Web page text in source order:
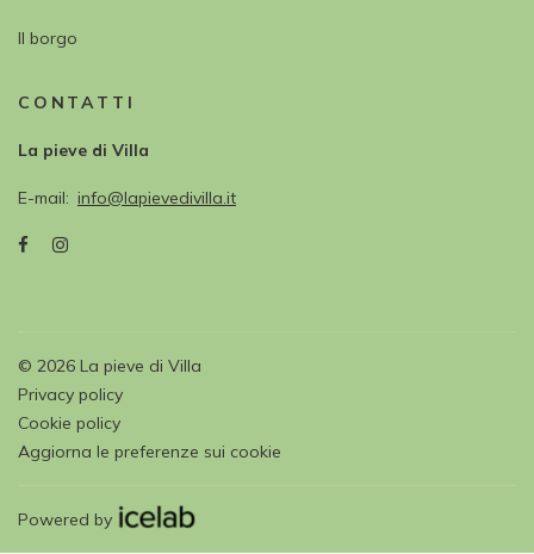
Il borgo
CONTATTI
La pieve di Villa
E-mail info@lapievedivilla.it
© 2026 La pieve di Villa
Privacy policy
Cookie policy
Aggiorna le preferenze sui cookie
Powered by